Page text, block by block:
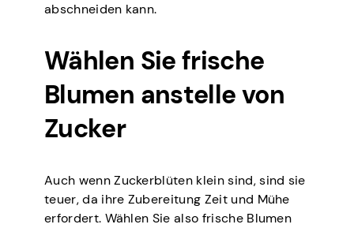
abschneiden kann.
Wählen Sie frische
Blumen anstelle von
Zucker
Auch wenn Zuckerblüten klein sind, sind sie
teuer, da ihre Zubereitung Zeit und Mühe
erfordert. Wählen Sie also frische Blumen